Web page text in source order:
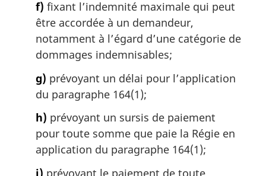
f) fixant l’indemnité maximale qui peut
être accordée à un demandeur,
notamment à l’égard d’une catégorie de
dommages indemnisables;
g) prévoyant un délai pour l’application
du paragraphe 164(1);
h) prévoyant un sursis de paiement
pour toute somme que paie la Régie en
application du paragraphe 164(1);
i) prévoyant le paiement de toute